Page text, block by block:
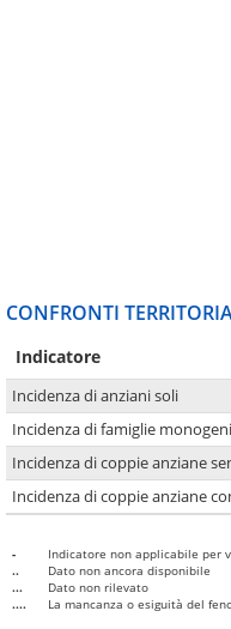
CONFRONTI
Indicatore
Incidenza di anziani soli
Incidenza di famiglie
Incidenza di coppie anziane
Incidenza di coppie anziane
-
Indicatore non applicabile per
..
Dato non ancora disponibile
...
Dato non rilevato
....
La mancanza o esiguità del